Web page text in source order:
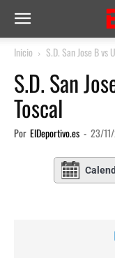
Inicio S.D. San Jose B vs
S.D. San
Toscal
Por ElDeportivo.es - 23/